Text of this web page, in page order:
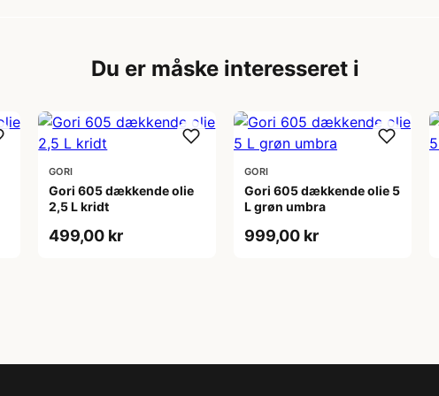
Du er måske interesseret i
GORI
Gori 605 dækkende olie
2,5 L kridt
499,00 kr
GORI
Gori 605 dækkende olie 5
L grøn umbra
999,00 kr